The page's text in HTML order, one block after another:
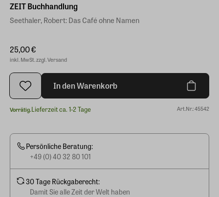
ZEIT Buchhandlung
Seethaler, Robert: Das Café ohne Namen
25,00 €
inkl. MwSt. zzgl. Versand
In den Warenkorb
Vorrätig.Lieferzeit ca. 1-2 Tage Art.Nr.: 45542
Persönliche Beratung:
+49 (0) 40 32 80 101
30 Tage Rückgaberecht:
Damit Sie alle Zeit der Welt haben